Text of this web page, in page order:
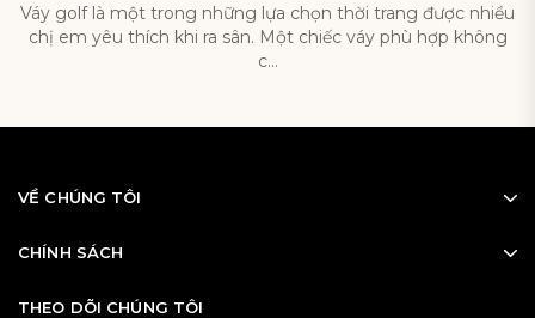
Váy golf là một trong những lựa chọn thời trang được nhiều
chị em yêu thích khi ra sân. Một chiếc váy phù hợp không
c...
VỀ CHÚNG TÔI
CHÍNH SÁCH
THEO DÕI CHÚNG TÔI